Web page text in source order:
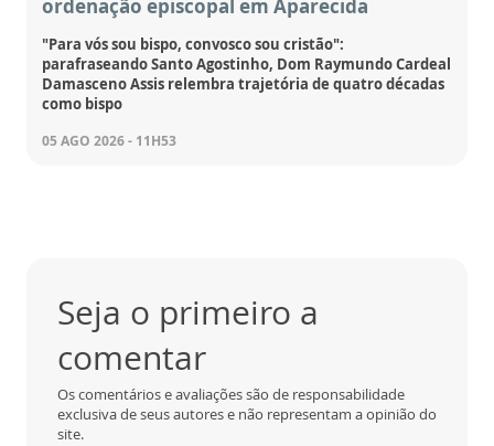
ordenação episcopal em Aparecida
"Para vós sou bispo, convosco sou cristão":
parafraseando Santo Agostinho, Dom Raymundo Cardeal
Damasceno Assis relembra trajetória de quatro décadas
como bispo
05 AGO 2026 - 11H53
Seja o primeiro a
comentar
Os comentários e avaliações são de responsabilidade
exclusiva de seus autores e não representam a opinião do
site.